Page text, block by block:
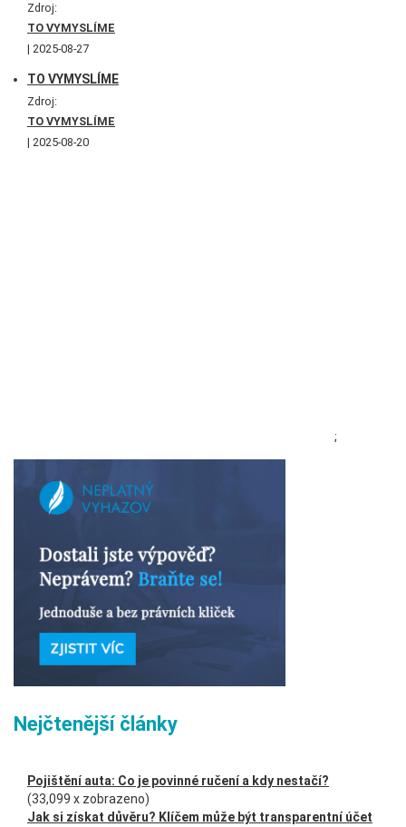
Zdroj:
TO VYMYSLÍME
2025-08-27
TO VYMYSLÍME
Zdroj:
TO VYMYSLÍME
2025-08-20
;
Nejčtenější články
Pojištění auta: Co je povinné ručení a kdy nestačí?
(33,099 x zobrazeno)
Jak si získat důvěru? Klíčem může být transparentní účet